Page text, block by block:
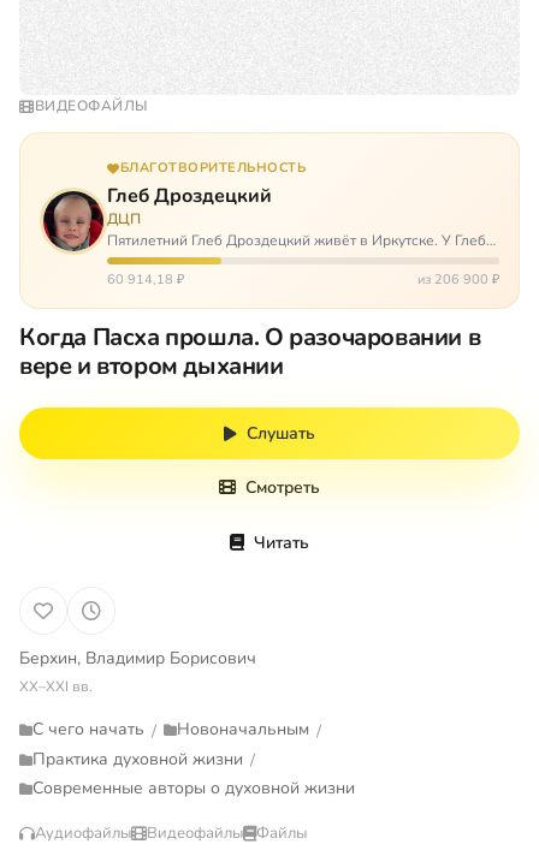
ВИДЕОФАЙЛЫ
БЛАГОТВОРИТЕЛЬНОСТЬ
Глеб Дроздецкий
ДЦП
Пятилетний Глеб Дроздецкий живёт в Иркутске. У Глеба
ДЦП из-за перенесённого в младенчестве менингита,
но его положение осложняется эпилепсией, с которой
60 914,18 ₽ из 206 900 ₽
Когда Пасха прошла. О разочаровании в
вере и втором дыхании
Слушать
Смотреть
Читать
Берхин, Владимир Борисович
XX–XXI вв.
С чего начать / Новоначальным /
Практика духовной жизни /
Современные авторы о духовной жизни
Аудиофайлы Видеофайлы Файлы